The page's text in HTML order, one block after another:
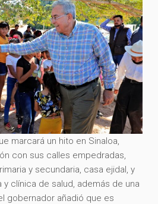
marcará un hito en Sinaloa,
con sus calles empedradas,
y secundaria, casa ejidal, y
clínica de salud, además de una
gobernador añadió que es